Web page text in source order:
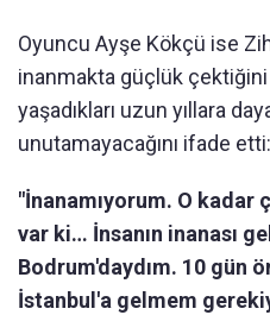
Oyuncu Ayşe Kökçü ise
inanmakta güçlük
yaşadıkları uzun yıllara
unutamayacağını ifade etti:
"İnanamıyorum. O kadar
var ki… İnsanın inanası
Bodrum'daydım. 10 gün
İstanbul'a gelmem